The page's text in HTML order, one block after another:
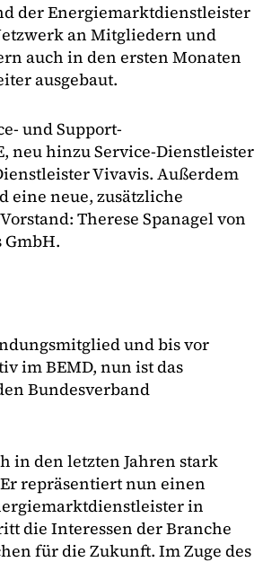
der Energiemarktdienstleister
an Mitgliedern und
auch in den ersten Monaten
ausgebaut.
und Support-
neu hinzu Service-Dienstleister
Vivavis. Außerdem
eine neue, zusätzliche
Therese Spanagel von
GmbH.
und bis vor
im BEMD, nun ist das
Bundesverband
in den letzten Jahren stark
repräsentiert nun einen
in
die Interessen der Branche
für die Zukunft. Im Zuge des